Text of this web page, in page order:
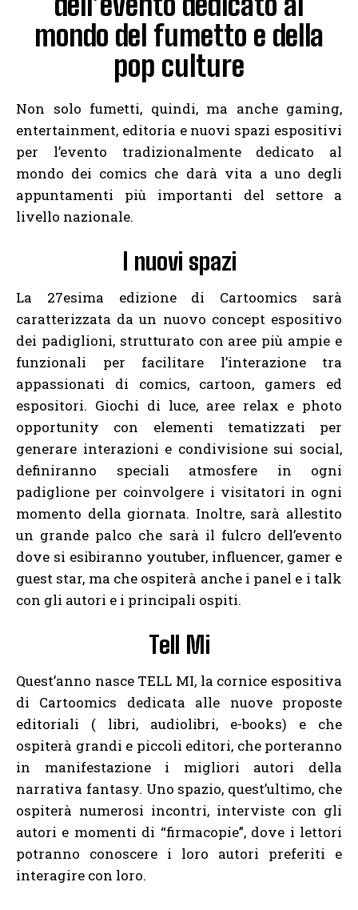
mondo del fumetto e della
pop culture
Non solo fumetti, quindi, ma anche gaming,
entertainment, editoria e nuovi spazi espositivi
per l’evento tradizionalmente dedicato al
mondo dei comics che darà vita a uno degli
appuntamenti più importanti del settore a
livello nazionale.
I nuovi spazi
La 27esima edizione di Cartoomics sarà
caratterizzata da un nuovo concept espositivo
dei padiglioni, strutturato con aree più ampie e
funzionali per facilitare l’interazione tra
appassionati di comics, cartoon, gamers ed
espositori. Giochi di luce, aree relax e photo
opportunity con elementi tematizzati per
generare interazioni e condivisione sui social,
definiranno speciali atmosfere in ogni
padiglione per coinvolgere i visitatori in ogni
momento della giornata. Inoltre, sarà allestito
un grande palco che sarà il fulcro dell’evento
dove si esibiranno youtuber, influencer, gamer e
guest star, ma che ospiterà anche i panel e i talk
con gli autori e i principali ospiti.
Tell Mi
Quest’anno nasce TELL MI, la cornice espositiva
di Cartoomics dedicata alle nuove proposte
editoriali ( libri, audiolibri, e-books) e che
ospiterà grandi e piccoli editori, che porteranno
in manifestazione i migliori autori della
narrativa fantasy. Uno spazio, quest’ultimo, che
ospiterà numerosi incontri, interviste con gli
autori e momenti di “firmacopie”, dove i lettori
potranno conoscere i loro autori preferiti e
interagire con loro.